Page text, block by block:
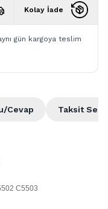
Kolay İade
gün kargoya teslim
Taksit
Cevap
C5503